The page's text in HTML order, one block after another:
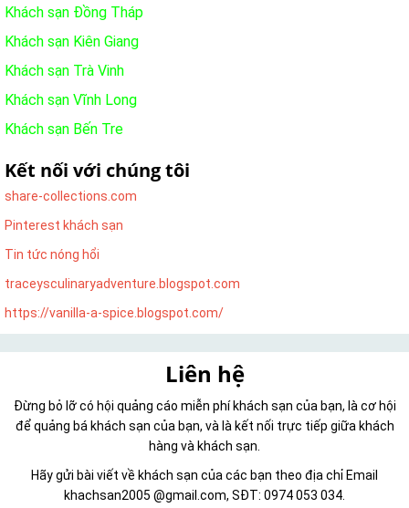
Khách sạn Đồng Tháp
Khách sạn Kiên Giang
Khách sạn Trà Vinh
Khách sạn Vĩnh Long
Khách sạn Bến Tre
Kết nối với chúng tôi
share-collections.com
Pinterest khách sạn
Tin tức nóng hổi
traceysculinaryadventure.blogspot.com
https://vanilla-a-spice.blogspot.com/
Liên hệ
Đừng bỏ lỡ có hội quảng cáo miễn phí khách sạn của bạn, là cơ hội
để quảng bá khách sạn của bạn, và là kết nối trực tiếp giữa khách
hàng và khách sạn.
Hãy gửi bài viết về khách sạn của các bạn theo địa chỉ Email
khachsan2005 @gmail.com, SĐT: 0974 053 034.